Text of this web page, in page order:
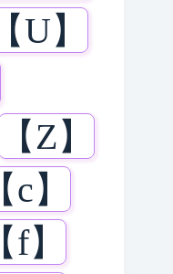
【U】
【Z】
【c】
【f】